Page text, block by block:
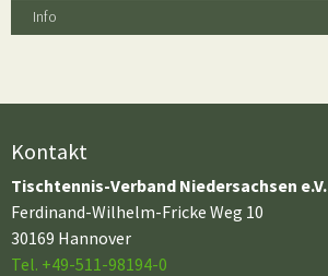
Info
Kontakt
Tischtennis-Verband Niedersachsen e.V.
Ferdinand-Wilhelm-Fricke Weg 10
30169 Hannover
Tel. +49-511-98194-0